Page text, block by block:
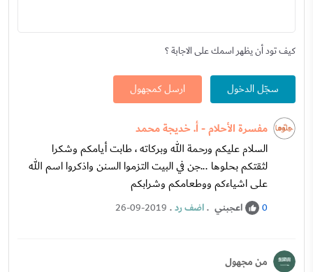
كيف تود أن يظهر اسمك على الاجابة ؟
سجّل الدخول ارسل كمجهول
مفسرة الأحلام - أ. خديجة محمد
السلام عليكم ورحمة الله وبركاته ، طابت أيامكم وشكرا
لثقتكم بحلوها ...جن في البيت التزموا السنن واذكروا اسم الله
على اشياءكم ووطعامكم وشرابكم
0 اعجبني .اضف رد.
26-09-2019
من مجهول